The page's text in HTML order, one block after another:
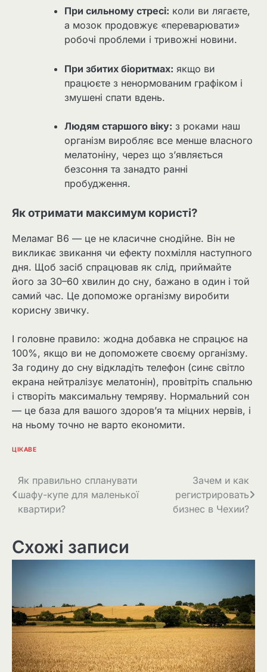
При сильному стресі: коли ви лягаєте,
а мозок продовжує «переварювати»
робочі проблеми і тривожні новини.
При збитих біоритмах: якщо ви
працюєте з ненормованим графіком і
змушені спати вдень.
Людям старшого віку: з роками наш
організм виробляє все менше власного
мелатоніну, через що з’являється
безсоння та занадто ранні
пробудження.
Як отримати максимум користі?
Меламаг B6 — це не класичне снодійне. Він не
викликає звикання чи ефекту похмілля наступного
дня. Щоб засіб спрацював як слід, приймайте
його за 30–60 хвилин до сну, бажано в один і той
самий час. Це допоможе організму виробити
корисну звичку.
І головне правило: жодна добавка не спрацює на
100%, якщо ви не допоможете своєму організму.
За годину до сну відкладіть телефон (синє світло
екрана нейтралізує мелатонін), провітріть спальню
і створіть максимальну темряву. Нормальний сон
— це база для вашого здоров’я та міцних нервів, і
на ньому точно не варто економити.
ЦІКАВЕ
Навігація
записів
Як правильно спланувати
шафу-купе для маленької
квартири?
Зачем и как
регистрировать
бизнес в Чехии?
Схожі записи